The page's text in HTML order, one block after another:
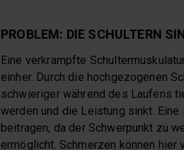
PROBLEM: DIE SCHULTERN
Eine verkrampfte
einher. Durch die hochgezogenen
schwieriger während des Laufens
werden und die Leistung sinkt.
beitragen, da der Schwerpunkt zu
ermöglicht. Schmerzen können